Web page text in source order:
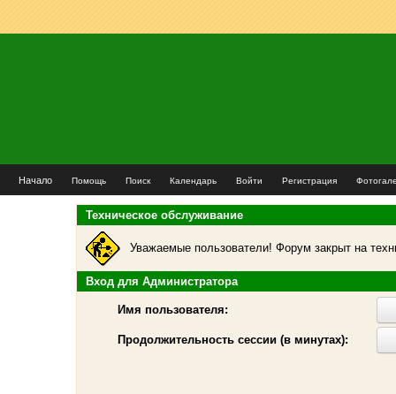
Начало Помощь Поиск Календарь Войти Регистрация
Техническое обслуживание
Уважаемые пользователи! Форум закрыт на
Вход для Администратора
Имя пользователя:
Продолжительность сессии (в минутах):